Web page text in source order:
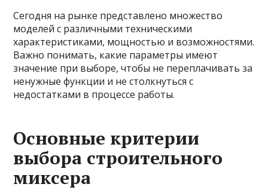
Сегодня на рынке представлено множество
моделей с различными техническими
характеристиками, мощностью и возможностями.
Важно понимать, какие параметры имеют
значение при выборе, чтобы не переплачивать за
ненужные функции и не столкнуться с
недостатками в процессе работы.
Основные критерии
выбора строительного
миксера